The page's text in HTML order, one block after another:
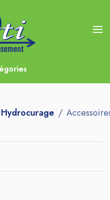
Hydrocurage